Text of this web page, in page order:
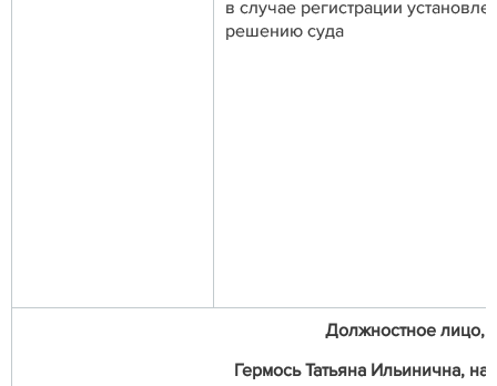
в случае регистрации
решению суда
Должностное лицо,
Гермось Татьяна Ильинична,